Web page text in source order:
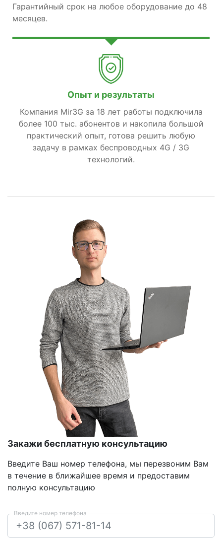
Гарантийный срок на любое оборудование до 48
месяцев.
Опыт и результаты
Компания Mir3G за 18 лет работы подключила
более 100 тыс. абонентов и накопила большой
практический опыт, готова решить любую
задачу в рамках беспроводных 4G / 3G
технологий.
Закажи бесплатную консультацию
Введите Ваш номер телефона, мы перезвоним Вам
в течение в ближайшее время и предоставим
полную консультацию
Введите номер телефона